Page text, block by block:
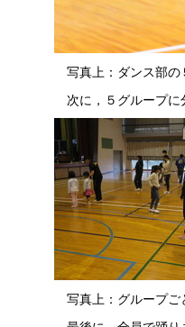
写真上：ダンス部の
次に，５グループに
写真上：グループご